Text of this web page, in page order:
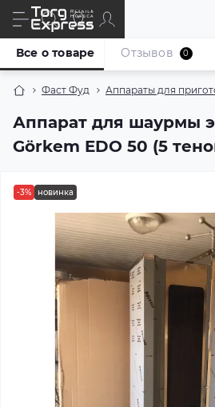
Фаст Фуд Аппараты для
Аппарат для шаурмы
Görkem EDO 50 (5
Все о товаре Отзывов 0
-3% новинка